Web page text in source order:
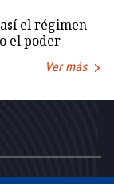
el régimen
el poder
Ver más